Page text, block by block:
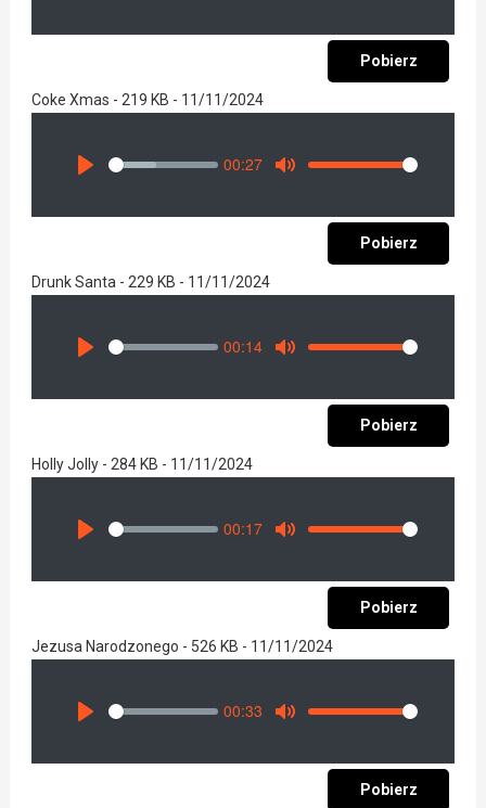
Pobierz
Coke Xmas - 219 KB - 11/11/2024
Seek
00:27
Volume
Pobierz
Drunk Santa - 229 KB - 11/11/2024
Seek
00:14
Volume
Pobierz
Holly Jolly - 284 KB - 11/11/2024
Seek
00:17
Volume
Pobierz
Jezusa Narodzonego - 526 KB - 11/11/2024
Seek
00:33
Volume
Pobierz